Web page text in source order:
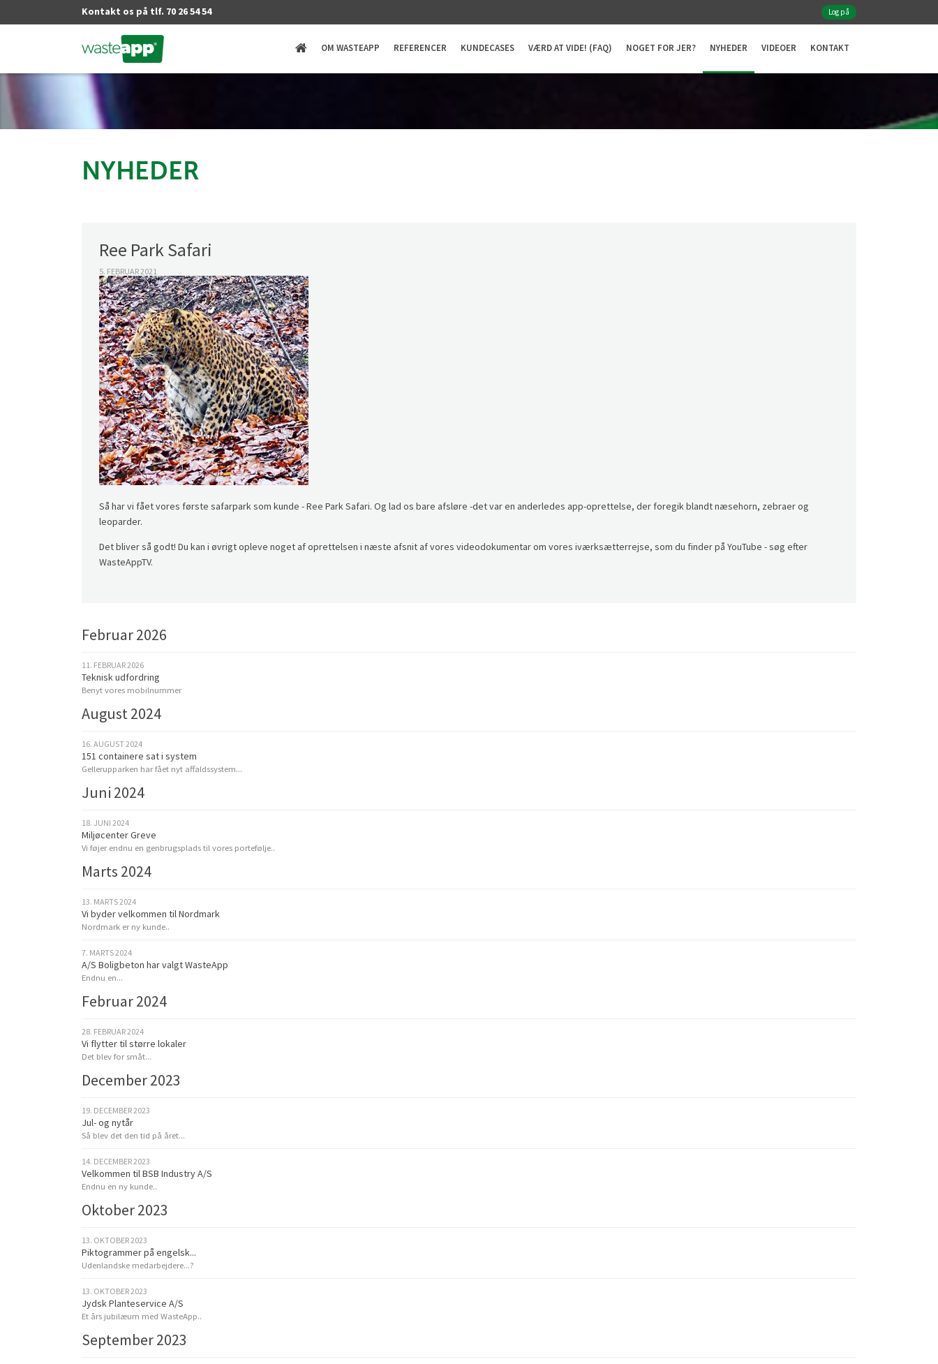
Kontakt os på tlf. 70 26 54 54 Log på
OM WASTEAPP REFERENCER KUNDECASES VÆRD AT VIDE! (FAQ) NOGET FOR JER? NYHEDER VIDEOER KONTAKT
NYHEDER
Ree Park Safari
5. FEBRUAR 2021
Så har vi fået vores første safarpark som kunde - Ree Park Safari. Og lad os bare afsløre -det var en anderledes app-oprettelse, der foregik blandt næsehorn, zebraer og
leoparder.
Det bliver så godt! Du kan i øvrigt opleve noget af oprettelsen i næste afsnit af vores videodokumentar om vores iværksætterrejse, som du finder på YouTube - søg efter
WasteAppTV.
Februar 2026
11. FEBRUAR 2026
Teknisk udfordring
Benyt vores mobilnummer
August 2024
16. AUGUST 2024
151 containere sat i system
Gellerupparken har fået nyt affaldssystem...
Juni 2024
18. JUNI 2024
Miljøcenter Greve
Vi føjer endnu en genbrugsplads til vores portefølje..
Marts 2024
13. MARTS 2024
Vi byder velkommen til Nordmark
Nordmark er ny kunde..
7. MARTS 2024
A/S Boligbeton har valgt WasteApp
Endnu en...
Februar 2024
28. FEBRUAR 2024
Vi flytter til større lokaler
Det blev for småt...
December 2023
19. DECEMBER 2023
Jul- og nytår
Så blev det den tid på året...
14. DECEMBER 2023
Velkommen til BSB Industry A/S
Endnu en ny kunde..
Oktober 2023
13. OKTOBER 2023
Piktogrammer på engelsk...
Udenlandske medarbejdere...?
13. OKTOBER 2023
Jydsk Planteservice A/S
Et års jubilæum med WasteApp..
September 2023